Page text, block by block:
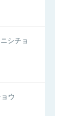
シチョ
ウ